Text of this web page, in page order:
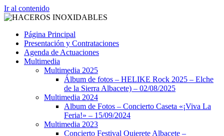
Ir al contenido
Página Principal
Presentación y Contrataciones
Agenda de Actuaciones
Multimedia
Multimedia 2025
Álbum de fotos – HELIKE Rock 2025 – Elche
de la Sierra Albacete) – 02/08/2025
Multimedia 2024
Album de Fotos – Concierto Caseta «¡Viva La
Feria!» – 15/09/2024
Multimedia 2023
Concierto Festival Quierete Albacete –